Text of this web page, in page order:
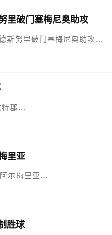
里破门塞梅尼奥助攻
斯努里破门塞梅尼奥助攻...
特郡...
里亚
尔梅里亚...
胜球